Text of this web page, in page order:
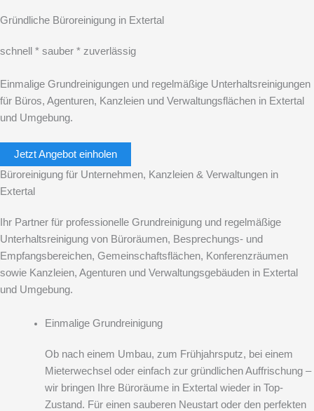
Gründliche Büroreinigung in Extertal
schnell * sauber * zuverlässig
Einmalige Grundreinigungen und regelmäßige Unterhaltsreinigungen
für Büros, Agenturen, Kanzleien und Verwaltungsflächen in Extertal
und Umgebung.
Jetzt Angebot einholen
Büroreinigung für Unternehmen, Kanzleien & Verwaltungen in
Extertal
Ihr Partner für professionelle Grundreinigung und regelmäßige
Unterhaltsreinigung von Büroräumen, Besprechungs- und
Empfangsbereichen, Gemeinschaftsflächen, Konferenzräumen
sowie Kanzleien, Agenturen und Verwaltungsgebäuden in Extertal
und Umgebung.
Einmalige Grundreinigung
Ob nach einem Umbau, zum Frühjahrsputz, bei einem
Mieterwechsel oder einfach zur gründlichen Auffrischung –
wir bringen Ihre Büroräume in Extertal wieder in Top-
Zustand. Für einen sauberen Neustart oder den perfekten